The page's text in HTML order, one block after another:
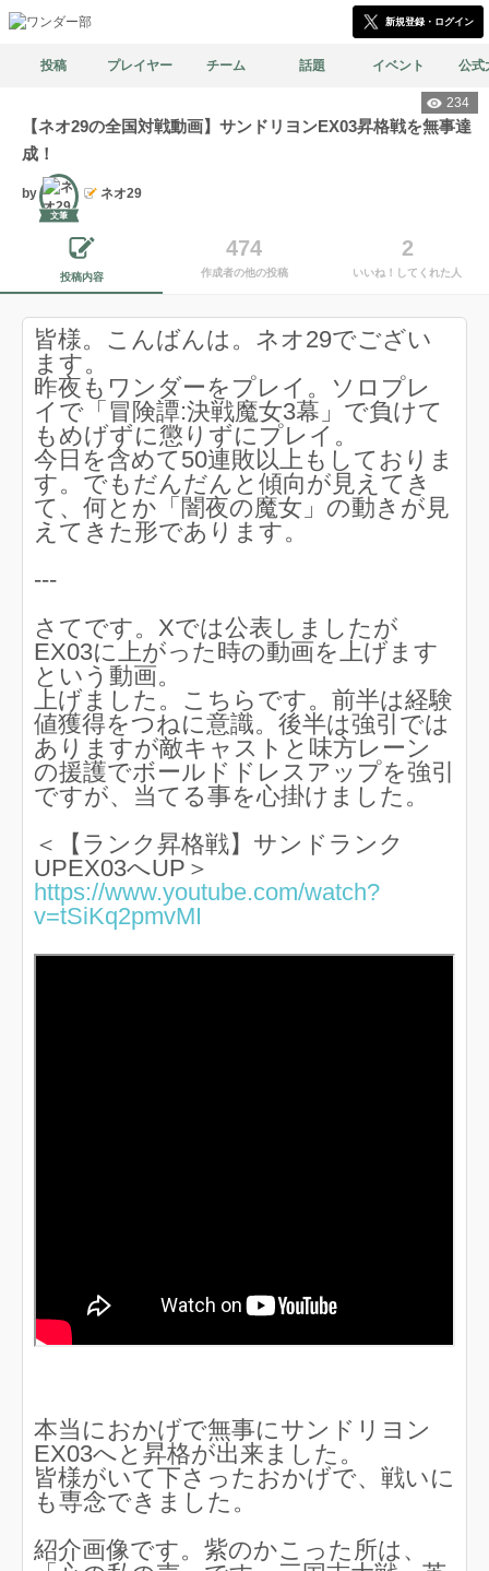
新規登録・ログイン
投稿 プレイヤー チーム 話題 イベント 公式
234
【ネオ29の全国対戦動画】サンドリヨンEX03昇格戦を無事達
成！
by
文筆
ネオ29
投稿内容
474
作成者の他の投稿
2
いいね！してくれた人
皆様。こんばんは。ネオ29でござい
ます。
昨夜もワンダーをプレイ。ソロプレ
イで「冒険譚:決戦魔女3幕」で負けて
もめげずに懲りずにプレイ。
今日を含めて50連敗以上もしておりま
す。でもだんだんと傾向が見えてき
て、何とか「闇夜の魔女」の動きが見
えてきた形であります。
---
さてです。Xでは公表しましたが
EX03に上がった時の動画を上げます
という動画。
上げました。こちらです。前半は経験
値獲得をつねに意識。後半は強引では
ありますが敵キャストと味方レーン
の援護でボールドドレスアップを強引
ですが、当てる事を心掛けました。
＜【ランク昇格戦】サンドランク
UPEX03へUP＞
https://www.youtube.com/watch?
v=tSiKq2pmvMI
本当におかげで無事にサンドリヨン
EX03へと昇格が出来ました。
皆様がいて下さったおかげで、戦いに
も専念できました。
紹介画像です。紫のかこった所は、